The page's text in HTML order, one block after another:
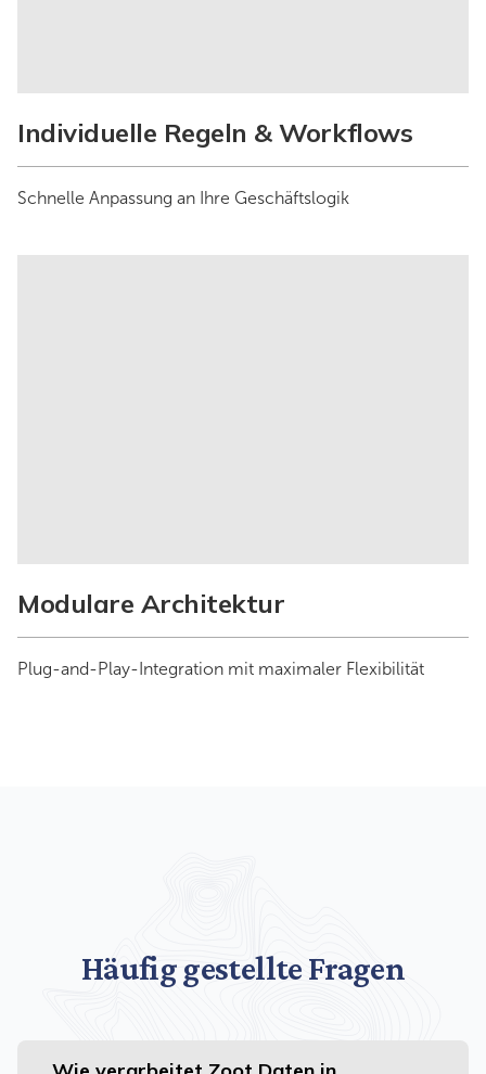
Individuelle Regeln & Workflows
Schnelle Anpassung an Ihre Geschäftslogik
Modulare Architektur
Plug-and-Play-Integration mit maximaler Flexibilität
Häufig gestellte Fragen